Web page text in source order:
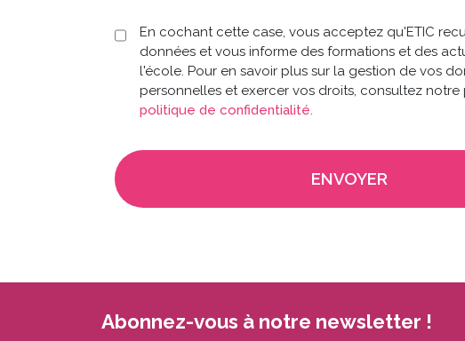
personnelles
(Nécessaire)
En cochant cette case, vous acceptez qu'ETIC
données et vous informe des formations et des
l'école. Pour en savoir plus sur la gestion de vos
personnelles et exercer vos droits, consultez notre
politique de confidentialité.
Abonnez-vous à notre newsletter !